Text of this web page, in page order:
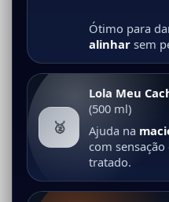
Ótimo para
alinhar sem
🥈
Lola Meu
(500 ml)
Ajuda na
com
tratado.